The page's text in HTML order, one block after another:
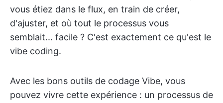
vous étiez dans le flux, en train de créer,
d'ajuster, et où tout le processus vous
semblait... facile ? C'est exactement ce qu'est le
vibe coding.
Avec les bons outils de codage Vibe, vous
pouvez vivre cette expérience : un processus de